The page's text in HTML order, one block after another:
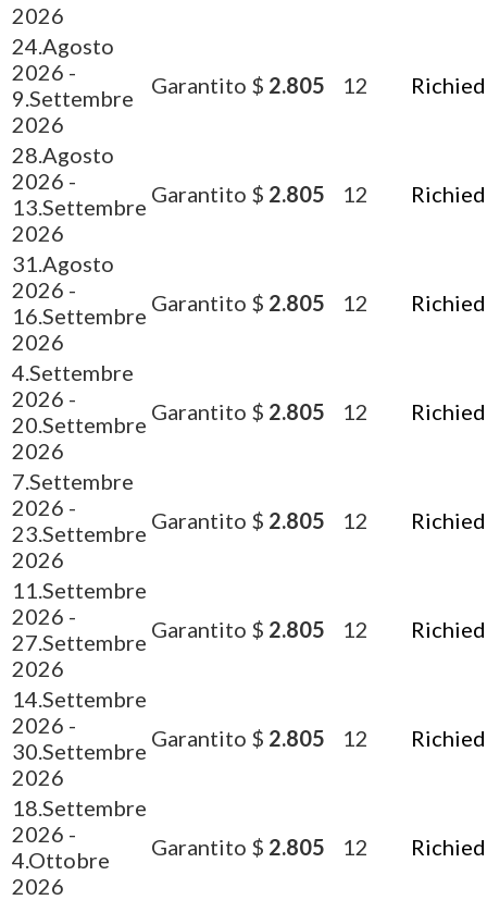
2026
24.Agosto
2026 -
9.Settembre
2026
Garantito $ 2.805 12
28.Agosto
2026 -
13.Settembre
2026
Garantito $ 2.805 12
31.Agosto
2026 -
16.Settembre
2026
Garantito $ 2.805 12
4.Settembre
2026 -
20.Settembre
2026
Garantito $ 2.805 12
7.Settembre
2026 -
23.Settembre
2026
Garantito $ 2.805 12
11.Settembre
2026 -
27.Settembre
2026
Garantito $ 2.805 12
14.Settembre
2026 -
30.Settembre
2026
Garantito $ 2.805 12
18.Settembre
2026 -
4.Ottobre
2026
Garantito $ 2.805 12